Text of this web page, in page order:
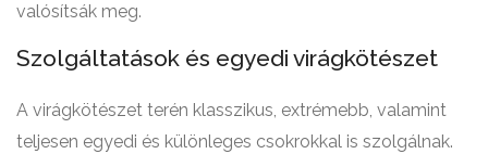
valósítsák meg.
Szolgáltatások és egyedi virágkötészet
A virágkötészet terén klasszikus, extrémebb, valamint
teljesen egyedi és különleges csokrokkal is szolgálnak.